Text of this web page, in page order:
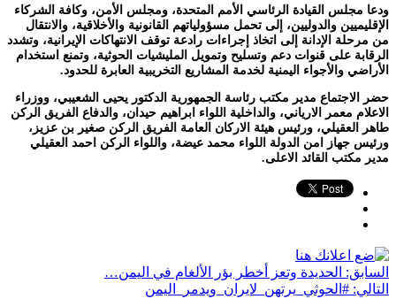
ودعا مجلس القيادة الرئاسي الأمم المتحدة، ومجلس الأمن، وكافة الشركاء
الإقليميين والدوليين، إلى تحمل مسؤولياتهم القانونية والأخلاقية، والانتقال
من مرحلة الإدانة إلى اتخاذ إجراءات رادعة توقف الانتهاكات الإيرانية، وتشدد
الرقابة على قنوات دعم وتسليح وتمويل المليشيات الحوثية، وتمنع استخدام
الأراضي والأجواء اليمنية لخدمة المشاريع التخريبية العابرة للحدود.
حضر الاجتماع مدير مكتب رئاسة الجمهورية الدكتور يحيى الشعيبي، ووزراء
الاعلام معمر الارياني، والداخلية اللواء ابراهيم حيدان، والدفاع الفريق الركن
طاهر العقيلي، ورئيس هيئة الاركان العامة الفريق الركن صغير بن عزيز،
ورئيس جهاز امن الدولة اللواء محمد عيضة، واللواء الركن احمد العقيلي
مدير مكتب القائد الاعلى.
السابق: الحديدة وتعز أخطر بؤر الألغام في اليمن…
التالي: #الحوثي_يرتهن_لايران_ويدمر_اليمن